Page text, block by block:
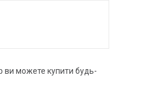
ви можете купити будь-